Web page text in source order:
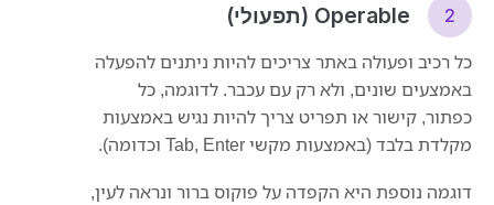
Operable (תפעולי)
כל רכיב ופעולה באתר צריכים להיות ניתנים להפעלה
באמצעים שונים, ולא רק עם עכבר. לדוגמה, כל
כפתור, קישור או תפריט צריך להיות נגיש באמצעות
מקלדת בלבד (באמצעות מקשי Tab, Enter וכדומה).
דוגמה נוספת היא הקפדה על פוקוס ברור ונראה לעין,